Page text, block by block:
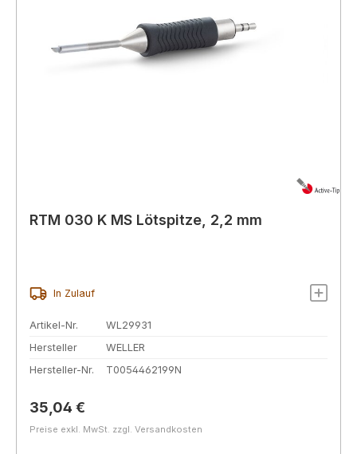
RTM 030 K MS Lötspitze, 2,2 mm
In Zulauf
Artikel-Nr.
WL29931
Hersteller
WELLER
Hersteller-Nr.
T0054462199N
Regulärer Preis:
35,04 €
Preise exkl. MwSt. zzgl. Versandkosten